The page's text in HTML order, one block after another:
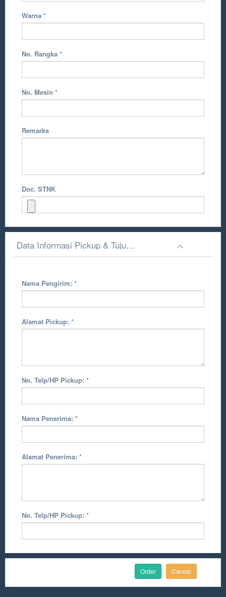
Warna *
No. Rangka *
No. Mesin *
Remarks
Doc. STNK
Data Informasi Pickup & Tujuan Pengiriman
Nama Pengirim: *
Alamat Pickup: *
No. Telp/HP Pickup: *
Nama Penerima: *
Alamat Penerima: *
No. Telp/HP Pickup: *
Cancel